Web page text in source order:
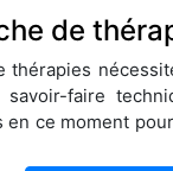
de
thérapies
faire
ce moment